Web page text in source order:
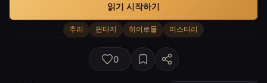
추리 판타지 히어로물 미스터리
읽기 시작하기
0